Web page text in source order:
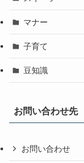
マナー
子育て
豆知識
お問い合わせ先
お問い合わせ